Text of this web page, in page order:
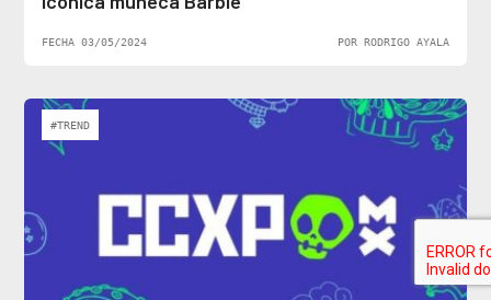
FECHA 03/05/2024 POR RODRIGO AYALA
#TREND